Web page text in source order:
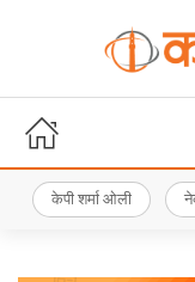
केपी शर्मा ओली